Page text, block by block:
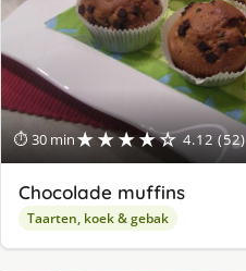
⏱ 30 min★★★★☆ 4.12 (52)
Chocolade muffins
Taarten, koek & gebak